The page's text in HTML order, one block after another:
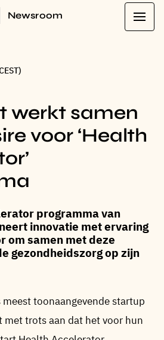
Newsroom
werkt samen
voor ‘Health
programma van
innovatie met ervaring
om samen met deze
gezondheidszorg op zijn
meest toonaangevende startup
met trots aan dat het voor hun